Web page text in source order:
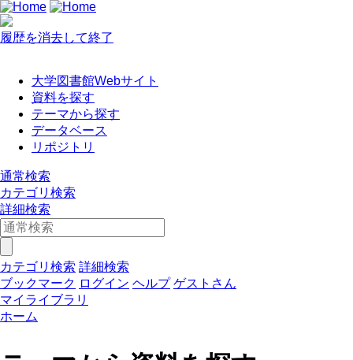
履歴を消去して終了
大学図書館Webサイト
資料を探す
テーマから探す
データベース
リポジトリ
通常検索
カテゴリ検索
詳細検索
カテゴリ検索 詳細検索
ブックマーク ログイン ヘルプ ゲストさん
マイライブラリ
ホーム